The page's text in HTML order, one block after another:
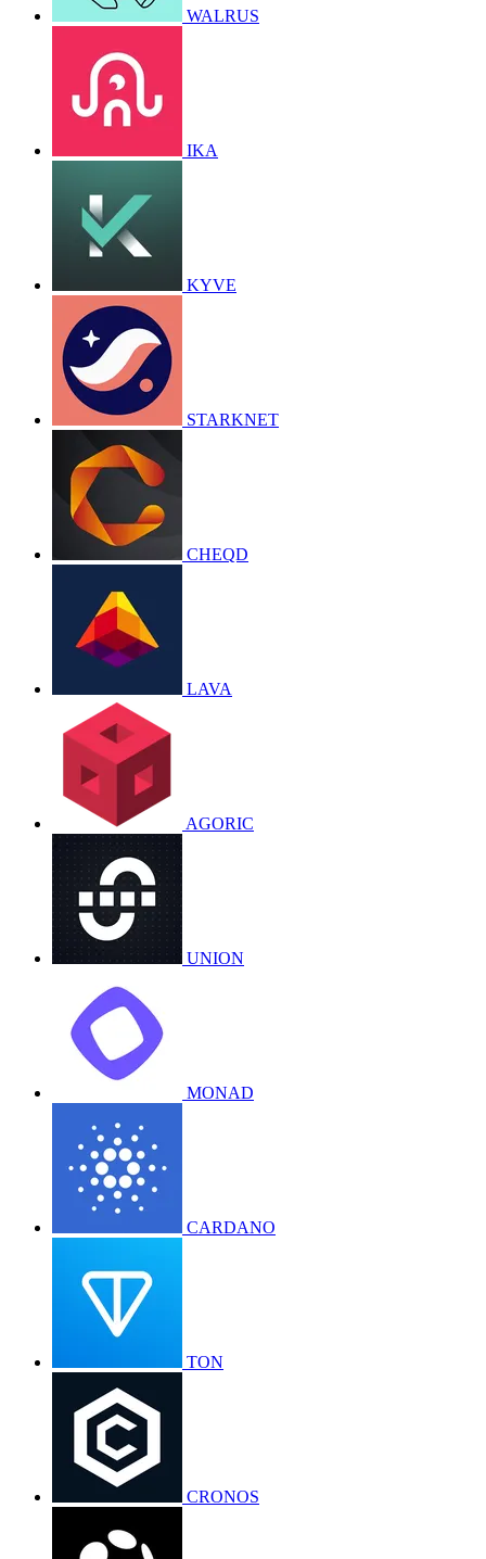
WALRUS
IKA
KYVE
STARKNET
CHEQD
LAVA
AGORIC
UNION
MONAD
CARDANO
TON
CRONOS